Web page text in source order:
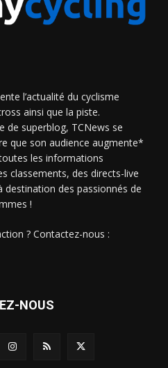
l’actualité du cyclisme
ainsi que la piste.
de superblog, TCNews se
que son audience augmente*
les informations
classements, des directs-live
des passionnés de
!
? Contactez-nous :
NOUS